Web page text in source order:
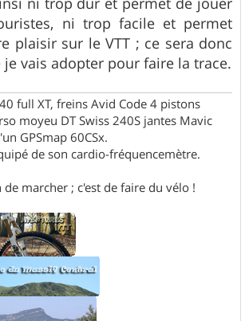
ni trop facile et permet
plaisir sur le VTT ; ce sera donc
vais adopter pour faire la trace.
full XT, freins Avid Code 4 pistons
moyeu DT Swiss 240S jantes Mavic
GPSmap 60CSx.
de son cardio-fréquencemètre.
marcher ; c'est de faire du vélo !